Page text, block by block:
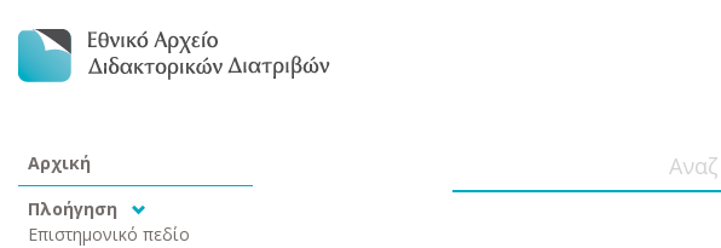
Αρχική
Πλοήγηση
Επιστημονικό πεδίο